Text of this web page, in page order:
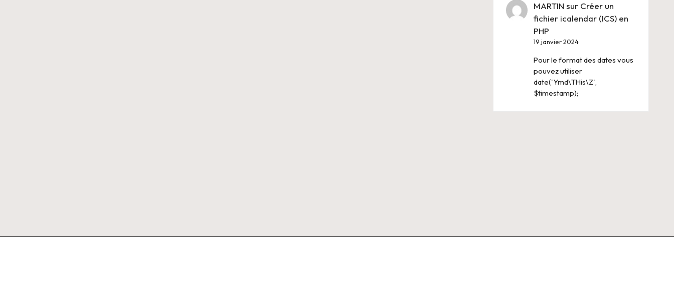
MARTIN sur Créer un
fichier icalendar (ICS) en
PHP
19 janvier 2024
Pour le format des dates vous
pouvez utiliser
date('Ymd\THis\Z',
$timestamp);